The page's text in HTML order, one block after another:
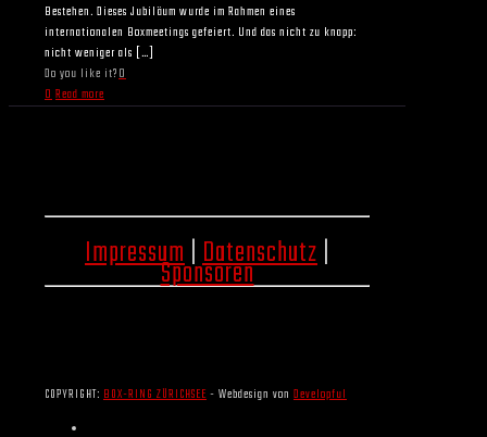
Bestehen. Dieses Jubiläum wurde im Rahmen eines
internationalen Boxmeetings gefeiert. Und das nicht zu knapp:
nicht weniger als […]
Do you like it?0
0Read more
Impressum|Datenschutz|
Sponsoren
COPYRIGHT: BOX-RING ZÜRICHSEE- Webdesign von Developful